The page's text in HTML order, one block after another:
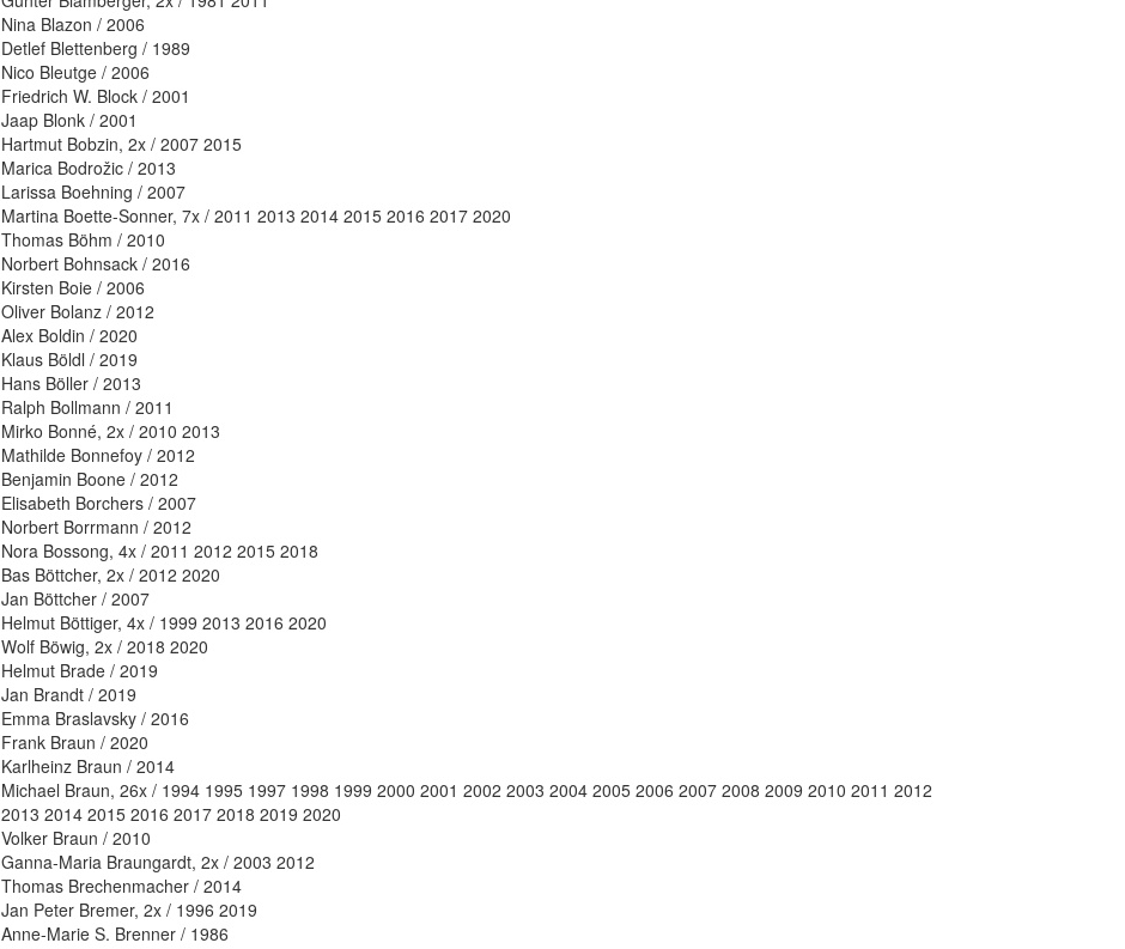
Nina Blazon / 2006
Detlef Blettenberg / 1989
Nico Bleutge / 2006
Friedrich W. Block / 2001
Jaap Blonk / 2001
Hartmut Bobzin, 2x / 2007 2015
Marica Bodrožic / 2013
Larissa Boehning / 2007
Martina Boette-Sonner, 7x / 2011 2013 2014 2015 2016 2017 2020
Thomas Böhm / 2010
Norbert Bohnsack / 2016
Kirsten Boie / 2006
Oliver Bolanz / 2012
Alex Boldin / 2020
Klaus Böldl / 2019
Hans Böller / 2013
Ralph Bollmann / 2011
Mirko Bonné, 2x / 2010 2013
Mathilde Bonnefoy / 2012
Benjamin Boone / 2012
Elisabeth Borchers / 2007
Norbert Borrmann / 2012
Nora Bossong, 4x / 2011 2012 2015 2018
Bas Böttcher, 2x / 2012 2020
Jan Böttcher / 2007
Helmut Böttiger, 4x / 1999 2013 2016 2020
Wolf Böwig, 2x / 2018 2020
Helmut Brade / 2019
Jan Brandt / 2019
Emma Braslavsky / 2016
Frank Braun / 2020
Karlheinz Braun / 2014
Michael Braun, 26x / 1994 1995 1997 1998 1999 2000 2001 2002 2003 2004 2005 2006 2007 2008 2009 2010 2011 2012
2013 2014 2015 2016 2017 2018 2019 2020
Volker Braun / 2010
Ganna-Maria Braungardt, 2x / 2003 2012
Thomas Brechenmacher / 2014
Jan Peter Bremer, 2x / 1996 2019
Anne-Marie S. Brenner / 1986